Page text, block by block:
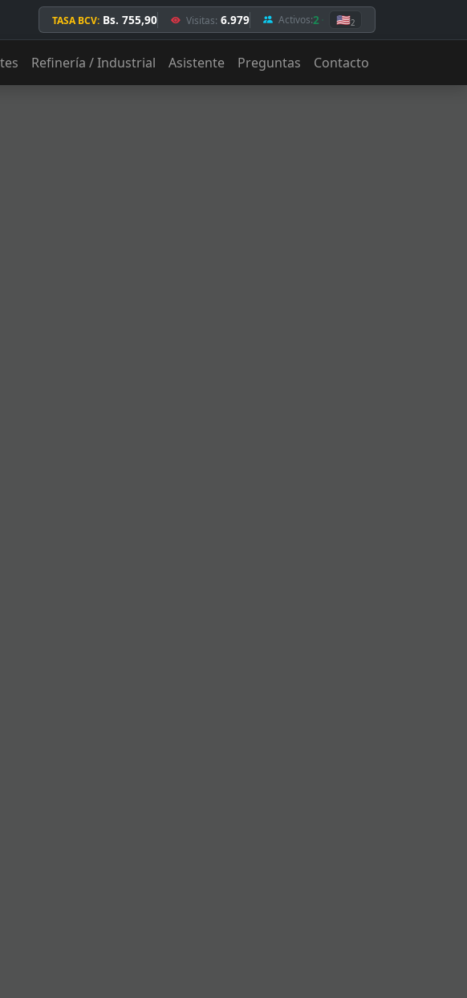
TASA BCV: Bs. 755,90 Visitas: 6.979 Activos:2 🇺🇸2
Refinería / Industrial Asistente Preguntas Contacto